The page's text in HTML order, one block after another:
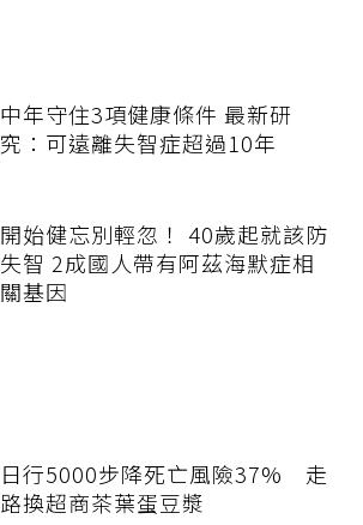
中年守住3項健康條件 最新研
究：可遠離失智症超過10年
開始健忘別輕忽！ 40歲起就該防
失智 2成國人帶有阿茲海默症相
關基因
日行5000步降死亡風險37% 走
路換超商茶葉蛋豆漿